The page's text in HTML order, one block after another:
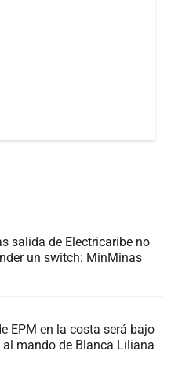
salida de Electricaribe no
un switch: MinMinas
EPM en la costa será bajo
mando de Blanca Liliana